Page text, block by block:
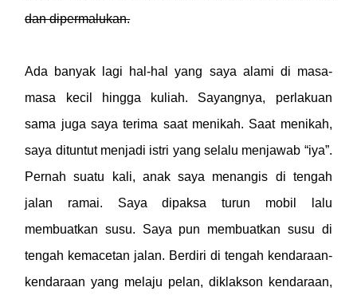
dan dipermalukan.
Ada banyak lagi hal-hal yang saya alami di masa-
masa kecil hingga kuliah. Sayangnya, perlakuan
sama juga saya terima saat menikah. Saat menikah,
saya dituntut menjadi istri yang selalu menjawab “iya”.
Pernah suatu kali, anak saya menangis di tengah
jalan ramai. Saya dipaksa turun mobil lalu
membuatkan susu. Saya pun membuatkan susu di
tengah kemacetan jalan. Berdiri di tengah kendaraan-
kendaraan yang melaju pelan, diklakson kendaraan,